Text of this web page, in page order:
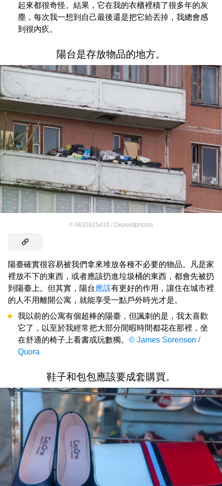
起來都很奇怪。結果，它在我的衣櫃裡積了很多年的灰
塵，每次我一想到自己最後還是把它給丟掉，我總會感
到很內疚。
陽台是存放物品的地方。
© 0635925410 / Depositphotos
陽臺確實很容易被我們拿來堆放各種不必要的物品。凡是家
裡放不下的東西，或者應該扔進垃圾桶的東西，都會先被扔
到陽臺上。但其實，陽台 應該有更好的作用，讓住在城市裡
的人不用離開公寓，就能享受一點戶外時光才是。
我以前的公寓有個超棒的陽臺，但諷刺的是，我太喜歡
它了，以至於我經常把大部分閒暇時間都花在那裡，坐
在舒適的椅子上看書或玩數獨。 © James Sorenson /
Quora
鞋子和包包應該要成套購買。